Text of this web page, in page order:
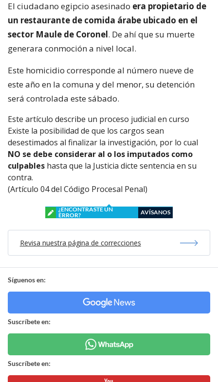
El ciudadano egipcio asesinado era propietario de
un restaurante de comida árabe ubicado en el
sector Maule de Coronel. De ahí que su muerte
generara conmoción a nivel local.
Este homicidio corresponde al número nueve de
este año en la comuna y del menor, su detención
será controlada este sábado.
Este artículo describe un proceso judicial en curso
Existe la posibilidad de que los cargos sean
desestimados al finalizar la investigación, por lo cual
NO se debe considerar al o los imputados como
culpables hasta que la Justicia dicte sentencia en su
contra.
(Artículo 04 del Código Procesal Penal)
¿ENCONTRASTE UN
ERROR?
AVÍSANOS
Revisa nuestra página de correcciones
Síguenos en:
Suscríbete en:
Suscríbete en: